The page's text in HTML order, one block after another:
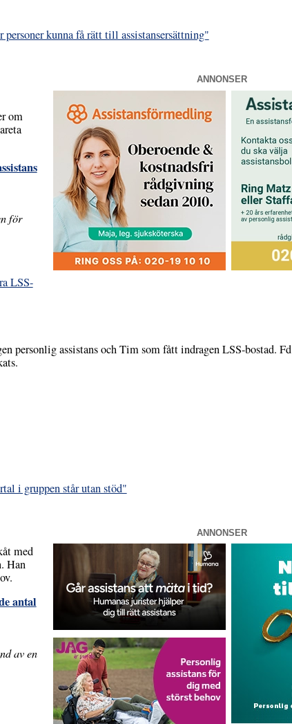
kunna få rätt till assistansersättning"
ANNONSER
om
för
LSS-
personlig assistans och Tim som fått indragen LSS-bostad. Fd
i gruppen står utan stöd"
ANNONSER
med
Han
antal
av en